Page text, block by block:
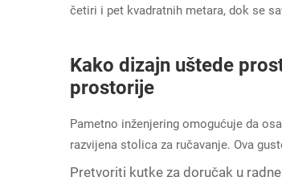
četiri i pet kvadratnih metara, dok se
Kako dizajn uštede
prostorije
Pametno inženjering omogućuje da
razvijena stolica za ručavanje. Ova
Pretvoriti kutke za doručak u